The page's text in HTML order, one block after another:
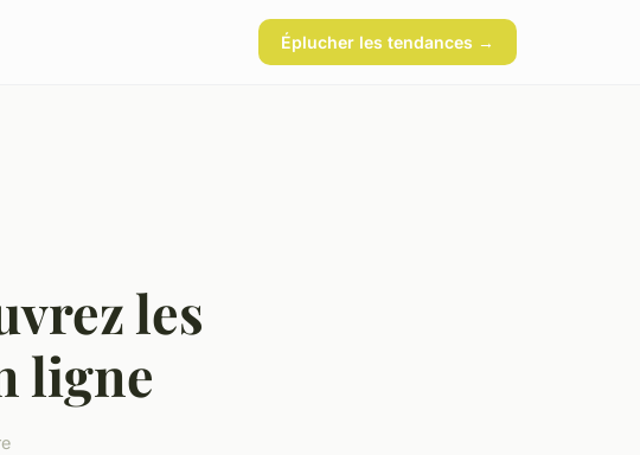
Éplucher les tendances →
les
ligne